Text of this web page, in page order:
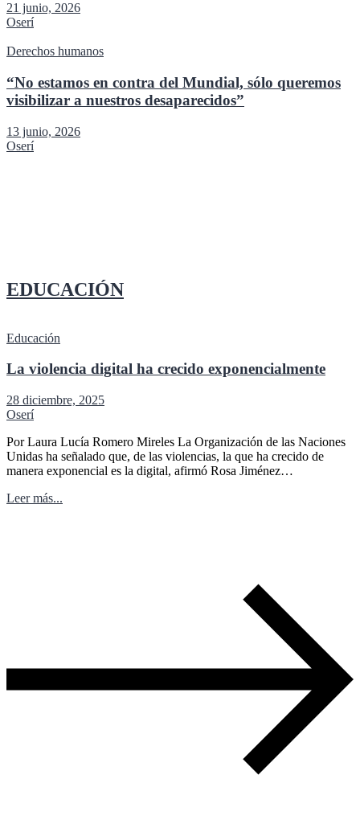
21 junio, 2026
Oserí
Derechos humanos
“No estamos en contra del Mundial, sólo queremos
visibilizar a nuestros desaparecidos”
13 junio, 2026
Oserí
EDUCACIÓN
Educación
La violencia digital ha crecido exponencialmente
28 diciembre, 2025
Oserí
Por Laura Lucía Romero Mireles La Organización de las Naciones
Unidas ha señalado que, de las violencias, la que ha crecido de
manera exponencial es la digital, afirmó Rosa Jiménez…
Leer más...